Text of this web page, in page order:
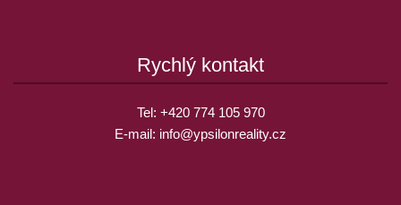
Rychlý kontakt
Tel: +420 774 105 970
E-mail: info@ypsilonreality.cz